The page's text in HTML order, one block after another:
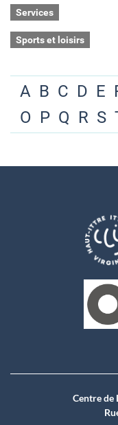
Services
Sports et loisirs
A B C D E
O P Q R S
Centre de